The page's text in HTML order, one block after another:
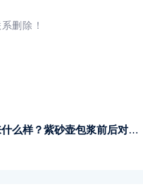
删除！
样？紫砂壶包浆前后对比图鉴赏